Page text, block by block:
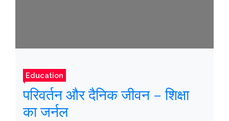
Education
परिवर्तन और दैनिक जीवन – शिक्षा
का जर्नल